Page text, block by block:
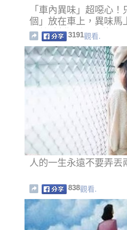
「車內異味」超噁心！
個」放在車上，異味馬
內芳香劑還強100倍！
3191觀看.
人的一生永遠不要弄丟
838觀看.